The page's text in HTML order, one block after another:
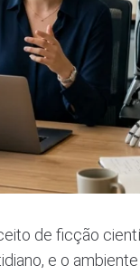
de ficção
e o